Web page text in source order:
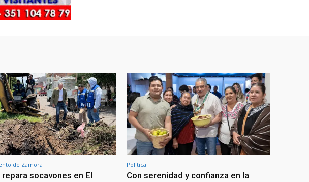
de Zamora
repara socavones en El
Política
Con serenidad y confianza en la